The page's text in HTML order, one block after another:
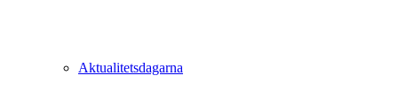
Aktualitetsdagarna